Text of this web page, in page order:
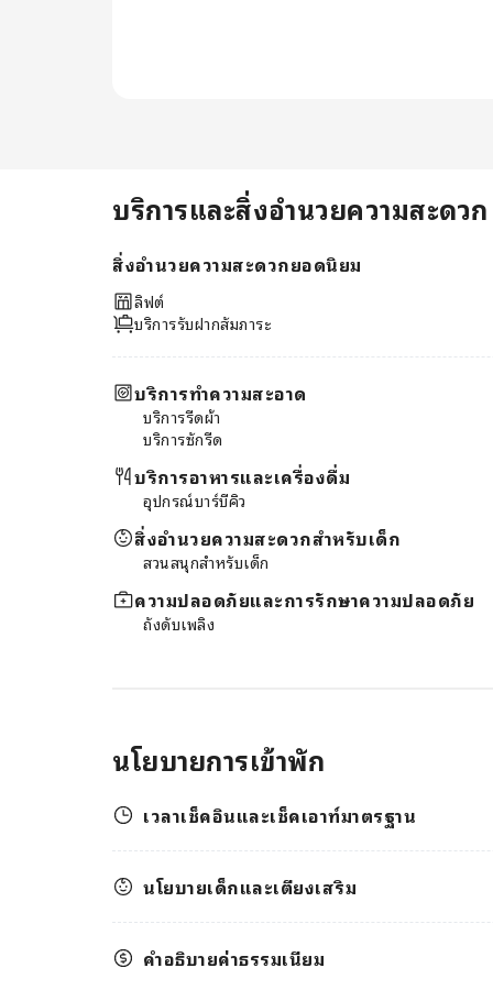
บริการและสิ่งอำนวยความสะดวก
สิ่งอำนวยความสะดวกยอดนิยม
ลิฟต์
บริการรับฝากสัมภาระ
บริการทำความสะอาด
บริการรีดผ้า
บริการซักรีด
บริการอาหารและเครื่องดื่ม
อุปกรณ์บาร์บีคิว
สิ่งอำนวยความสะดวกสำหรับเด็ก
สวนสนุกสำหรับเด็ก
ความปลอดภัยและการรักษาความปลอดภัย
ถังดับเพลิง
นโยบายการเข้าพัก
เวลาเช็คอินและเช็คเอาท์มาตรฐาน
นโยบายเด็กและเตียงเสริม
คำอธิบายค่าธรรมเนียม